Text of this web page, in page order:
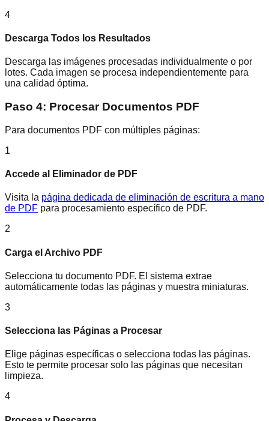
4
Descarga Todos los Resultados
Descarga las imágenes procesadas individualmente o por
lotes. Cada imagen se procesa independientemente para
una calidad óptima.
Paso 4: Procesar Documentos PDF
Para documentos PDF con múltiples páginas:
1
Accede al Eliminador de PDF
Visita la página dedicada de eliminación de escritura a mano
de PDF para procesamiento específico de PDF.
2
Carga el Archivo PDF
Selecciona tu documento PDF. El sistema extrae
automáticamente todas las páginas y muestra miniaturas.
3
Selecciona las Páginas a Procesar
Elige páginas específicas o selecciona todas las páginas.
Esto te permite procesar solo las páginas que necesitan
limpieza.
4